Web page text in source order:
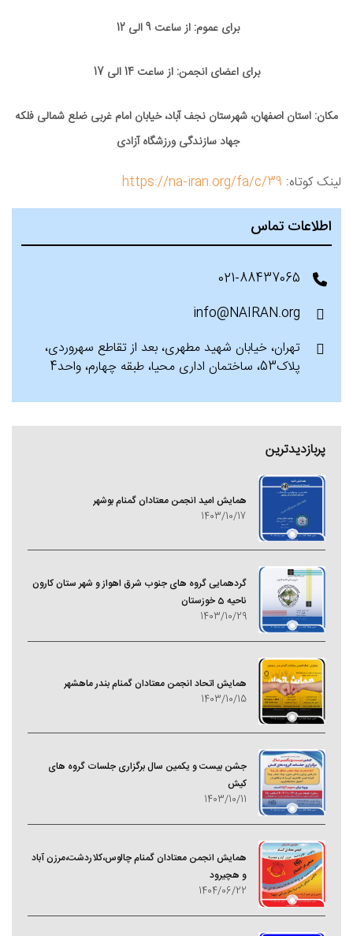
برای عموم: از ساعت 9 الی 12
برای اعضای انجمن: از ساعت 14 الی 17
مکان: استان اصفهان، شهرستان نجف آباد، خیابان امام غربی ضلع شمالی فلکه
جهاد سازندگی ورزشگاه آزادی
لینک کوتاه: https://na-iran.org/fa/c/39
اطلاعات تماس
021-88437065
info@NAIRAN.org
تهران، خیابان شهید مطهری، بعد از تقاطع سهروردی،
پلاک53، ساختمان اداری محیا، طبقه چهارم، واحد4
پربازدیدترین
همایش امید انجمن معتادان گمنام بوشهر
1403/10/17
گردهمایی گروه های جنوب شرق اهواز و شهر ستان کارون
ناحیه 5 خوزستان
1403/10/29
همایش اتحاد انجمن معتادان گمنام بندر ماهشهر
1403/10/15
جشن بیست و یکمین سال برگزاری جلسات گروه های
کیش
1403/10/11
همایش انجمن معتادان گمنام چالوس،کلاردشت،مرزن آباد
و هچیرود
1404/06/22